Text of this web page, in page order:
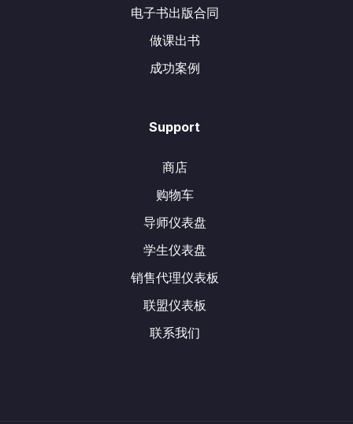
电子书出版合同
做课出书
成功案例
Support
商店
购物车
导师仪表盘
学生仪表盘
销售代理仪表板
联盟仪表板
联系我们